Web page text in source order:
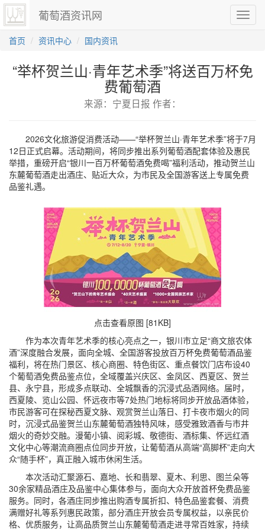
切
换
葡萄酒资讯网
首页 资讯中心 国内资讯
“举杯贺兰山·青年艺术季”将送百万杯免
费葡萄酒
来源：宁夏日报 作者：
2026文化旅游促消费活动——“举杯贺兰山·青年艺术季”将于7月
12日正式启幕。活动期间，将同步推出系列葡萄酒配套体验及惠民
举措，重磅开启“银川一百万杯葡萄酒免费喝”福利活动，推动贺兰山
东麓葡萄酒走出酒庄、贴近大众，为市民及全国游客送上专属免费
品鉴礼遇。
点击查看原图 [81KB]
作为本次青年艺术季的核心亮点之一，银川市立足“商文旅农体
酒”深度融合发展，面向全城、全国游客投放百万杯免费葡萄酒品鉴
福利，将在热门景区、核心商圈、特色街区、重点餐饮门店布设40
个葡萄酒免费品鉴点位，全域覆盖兴庆区、金凤区、西夏区、贺兰
县、永宁县，形成多点联动、全城飘香的沉浸式品酒网络。届时，
西夏陵、览山公园、怀远夜市等7处热门地标将同步开放品酒体验，
市民游客可在探秘西夏文脉、观赏贺兰山落日、打卡夜市烟火的同
时，沉浸式品鉴贺兰山东麓葡萄酒独特风味，感受雅致酒香与市井
烟火的奇妙交融。漫葡小镇、阅彩城、敬德街、酒标集、怀远红酒
文化中心等潮流商圈点位同步开放，让葡萄酒从高端“高脚杯”走向大
众“随手杯”，真正融入城市休闲生活。
本次活动汇聚源石、嘉地、长和翡翠、夏木、利思、图兰朵等
30余家精品酒庄及品鉴中心集体参与，面向大众开放首杯免费品鉴
服务。同时，各酒庄同步推出购酒专属折扣、特色品鉴套餐、消费
满赠好礼等系列惠民政策，部分酒庄开放会员专属权益，以亲民价
格、优质服务，让高品质贺兰山东麓葡萄酒走进寻常百姓家，持续